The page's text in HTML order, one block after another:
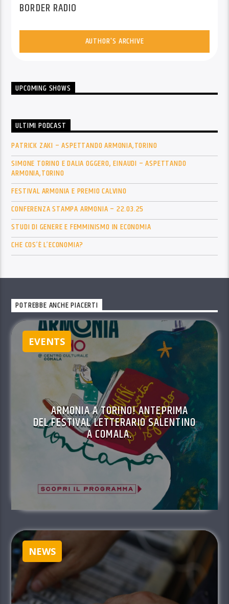
BORDER RADIO
AUTHOR'S ARCHIVE
UPCOMING SHOWS
ULTIMI PODCAST
PATRICK ZAKI – ASPETTANDO ARMONIA,TORINO
SIMONE TORINO E DALIA OGGERO, EINAUDI – ASPETTANDO
ARMONIA,TORINO
FESTIVAL ARMONIA E PREMIO CALVINO
CONFERENZA STAMPA ARMONIA – 22.03.25
STUDI DI GENERE E FEMMINISMO IN ECONOMIA
CHE COS’È L’ECONOMIA?
POTREBBE ANCHE PIACERTI
EVENTS
ARMONIA A TORINO! ANTEPRIMA
DEL FESTIVAL LETTERARIO SALENTINO
A COMALA.
NEWS